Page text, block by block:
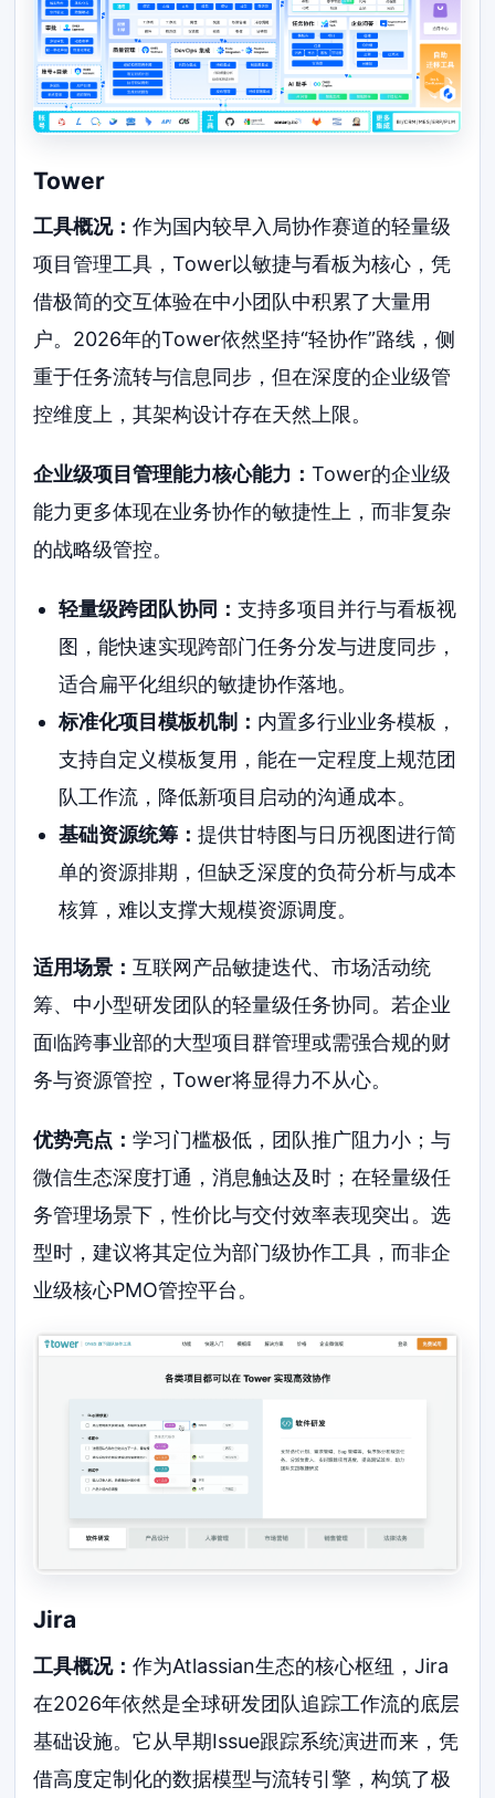
Tower
工具概况：作为国内较早入局协作赛道的轻量级
项目管理工具，Tower以敏捷与看板为核心，凭
借极简的交互体验在中小团队中积累了大量用
户。2026年的Tower依然坚持“轻协作”路线，侧
重于任务流转与信息同步，但在深度的企业级管
控维度上，其架构设计存在天然上限。
企业级项目管理能力核心能力：Tower的企业级
能力更多体现在业务协作的敏捷性上，而非复杂
的战略级管控。
轻量级跨团队协同： 支持多项目并行与看板视
图，能快速实现跨部门任务分发与进度同步，
适合扁平化组织的敏捷协作落地。
标准化项目模板机制： 内置多行业业务模板，
支持自定义模板复用，能在一定程度上规范团
队工作流，降低新项目启动的沟通成本。
基础资源统筹： 提供甘特图与日历视图进行简
单的资源排期，但缺乏深度的负荷分析与成本
核算，难以支撑大规模资源调度。
适用场景：互联网产品敏捷迭代、市场活动统
筹、中小型研发团队的轻量级任务协同。若企业
面临跨事业部的大型项目群管理或需强合规的财
务与资源管控，Tower将显得力不从心。
优势亮点：学习门槛极低，团队推广阻力小；与
微信生态深度打通，消息触达及时；在轻量级任
务管理场景下，性价比与交付效率表现突出。选
型时，建议将其定位为部门级协作工具，而非企
业级核心PMO管控平台。
Jira
工具概况：作为Atlassian生态的核心枢纽，Jira
在2026年依然是全球研发团队追踪工作流的底层
基础设施。它从早期Issue跟踪系统演进而来，凭
借高度定制化的数据模型与流转引擎，构筑了极